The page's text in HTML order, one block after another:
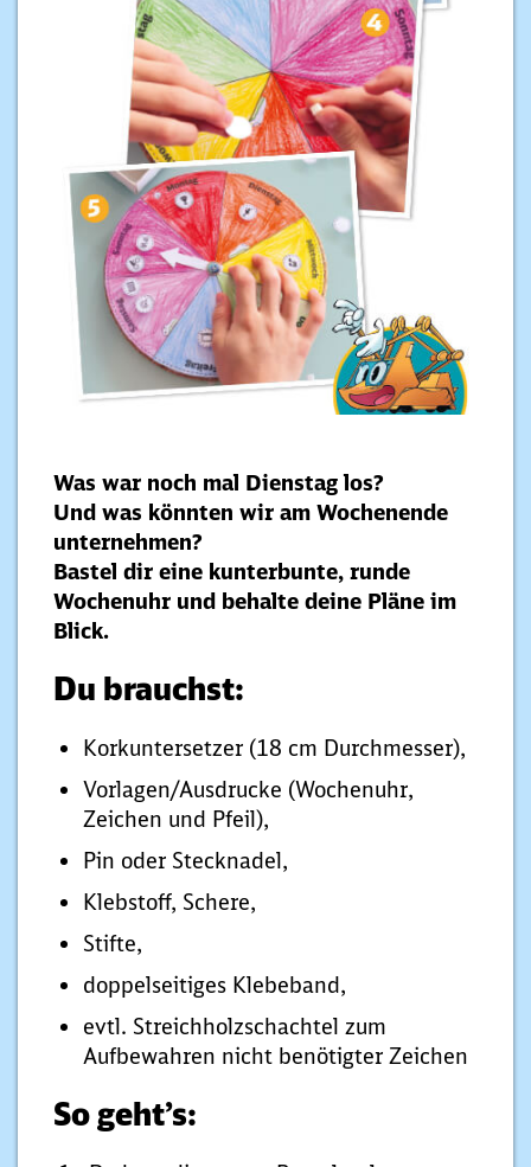
Was war noch mal Dienstag los?
Und was könnten wir am Wochenende
unternehmen?
Bastel dir eine kunterbunte, runde
Wochenuhr und behalte deine Pläne im
Blick.
Du brauchst:
Korkuntersetzer (18 cm Durchmesser),
Vorlagen/Ausdrucke (Wochenuhr,
Zeichen und Pfeil),
Pin oder Stecknadel,
Klebstoff, Schere,
Stifte,
doppelseitiges Klebeband,
evtl. Streichholzschachtel zum
Aufbewahren nicht benötigter Zeichen
So geht’s: